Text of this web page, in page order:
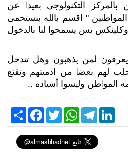
بالمركز التكنولوجى بعيدا عن
" اقسم بالله بنستحمى
بس يسمحوا لنا بالدخول
لمن يذهبون وهل تتدخل
لهم بعضا من ادميتهم وتقنع
المواطن وليسوا أسياده ..
S
h
a
r
e
F
a
c
e
b
o
T
w
i
t
t
e
W
h
a
t
s
A
T
e
l
e
g
r
L
i
n